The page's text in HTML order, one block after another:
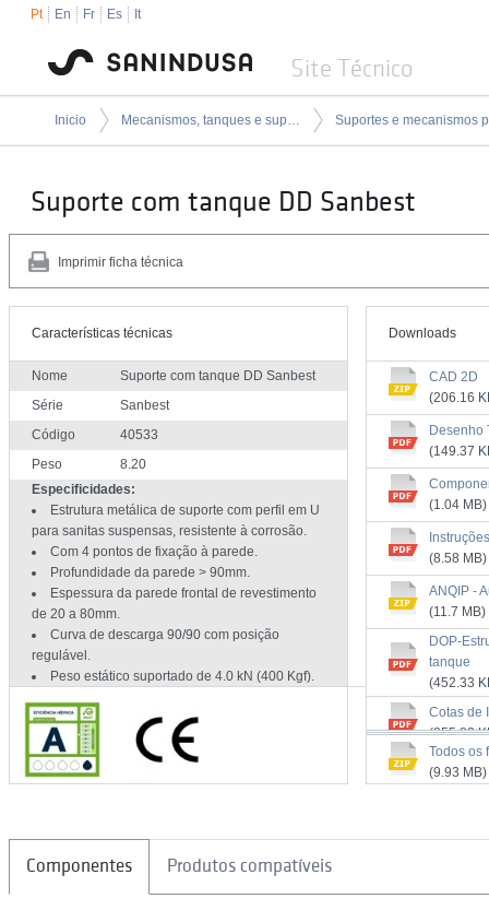
Pt En Fr Es It
Site Técnico
Inicio Mecanismos, tanques e suportes de encastrar
Suporte com tanque DD Sanbest
Imprimir ficha técnica
Características técnicas
Nome
Suporte com tanque DD Sanbest
Série
Sanbest
Código
40533
Peso
8.20
Especificidades:
Estrutura metálica de suporte com perfil em U
para sanitas suspensas, resistente à corrosão.
Com 4 pontos de fixação à parede.
Profundidade da parede > 90mm.
Espessura da parede frontal de revestimento
de 20 a 80mm.
Curva de descarga 90/90 com posição
regulável.
Peso estático suportado de 4.0 kN (400 Kgf).
regulado de fábrica).
Exterior revestido a esferovite (isolamento
contra a condensação da água e diminuição do
ruído no funcionamento).
Torneira rápida e silenciosa, resistente às
impurezas e dureza da água.
Downloads
CAD 2D
(206.16
Desenho
(149.37
(1.04 MB)
(8.58 MB)
ANQIP -
(11.7 MB)
DOP-
tanque
(452.33
Cotas de
(255.82
Todos os
(9.93 MB)
Componentes Produtos compatíveis